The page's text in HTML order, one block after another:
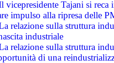
vicepresidente Tajani si
impulso alla ripresa delle
relazione sulla struttura
industriale
relazione sulla struttura
di una